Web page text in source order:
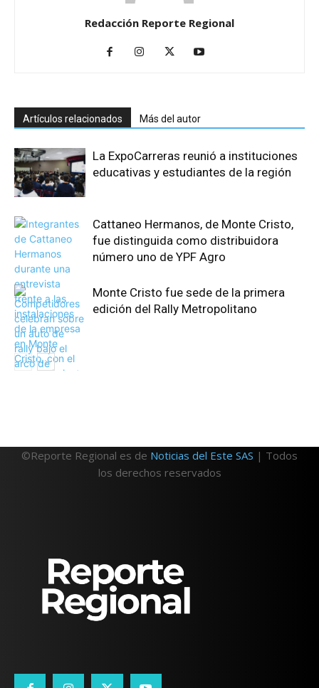
Redacción Reporte Regional
Artículos relacionados Más del autor
La ExpoCarreras reunió a instituciones
educativas y estudiantes de la región
Cattaneo Hermanos, de Monte Cristo,
fue distinguida como distribuidora
número uno de YPF Agro
Monte Cristo fue sede de la primera
edición del Rally Metropolitano
©Reporte Regional es de Noticias del Este SAS | Todos
los derechos reservados